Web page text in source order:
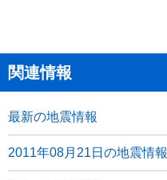
関連情報
最新の地震情報
2011年08月21日の地震情報